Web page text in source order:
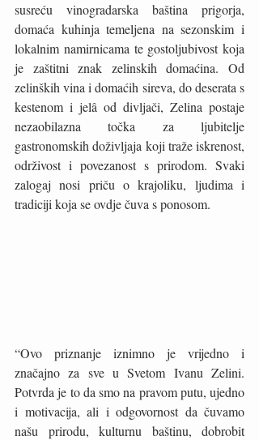
susreću vinogradarska baština prigorja,
domaća kuhinja temeljena na sezonskim i
lokalnim namirnicama te gostoljubivost koja
je zaštitni znak zelinskih domaćina. Od
zelinških vina i domaćih sireva, do deserata s
kestenom i jelâ od divljači, Zelina postaje
nezaobilazna točka za ljubitelje
gastronomskih doživljaja koji traže iskrenost,
održivost i povezanost s prirodom. Svaki
zalogaj nosi priču o krajoliku, ljudima i
tradiciji koja se ovdje čuva s ponosom.
“Ovo priznanje iznimno je vrijedno i
značajno za sve u Svetom Ivanu Zelini.
Potvrda je to da smo na pravom putu, ujedno
i motivacija, ali i odgovornost da čuvamo
našu prirodu, kulturnu baštinu, dobrobit